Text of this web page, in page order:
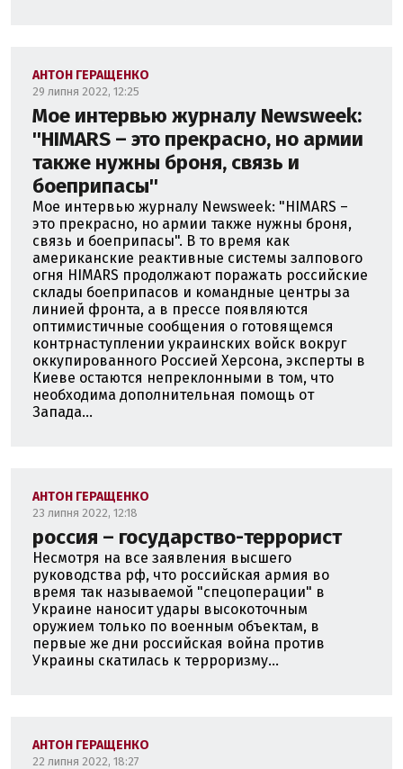
АНТОН ГЕРАЩЕНКО
29 липня 2022, 12:25
Мое интервью журналу Newsweek:
''HIMARS – это прекрасно, но армии
также нужны броня, связь и
боеприпасы''
Мое интервью журналу Newsweek: "HIMARS –
это прекрасно, но армии также нужны броня,
связь и боеприпасы". В то время как
американские реактивные системы залпового
огня HIMARS продолжают поражать российские
склады боеприпасов и командные центры за
линией фронта, а в прессе появляются
оптимистичные сообщения о готовящемся
контрнаступлении украинских войск вокруг
оккупированного Россией Херсона, эксперты в
Киеве остаются непреклонными в том, что
необходима дополнительная помощь от
Запада...
АНТОН ГЕРАЩЕНКО
23 липня 2022, 12:18
россия – государство-террорист
Несмотря на все заявления высшего
руководства рф, что российская армия во
время так называемой "спецоперации" в
Украине наносит удары высокоточным
оружием только по военным объектам, в
первые же дни российская война против
Украины скатилась к терроризму...
АНТОН ГЕРАЩЕНКО
22 липня 2022, 18:27